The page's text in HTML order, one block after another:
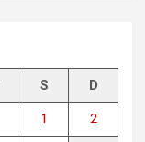
S D
1 2